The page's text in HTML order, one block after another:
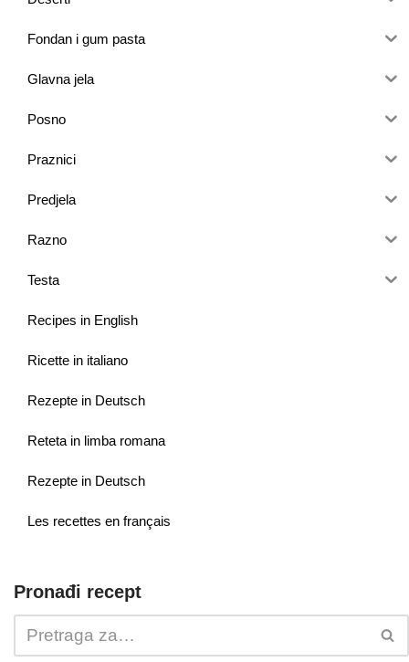
Fondan i gum pasta
Glavna jela
Posno
Praznici
Predjela
Razno
Testa
Recipes in English
Ricette in italiano
Rezepte in Deutsch
Reteta in limba romana
Rezepte in Deutsch
Les recettes en français
Pronađi recept